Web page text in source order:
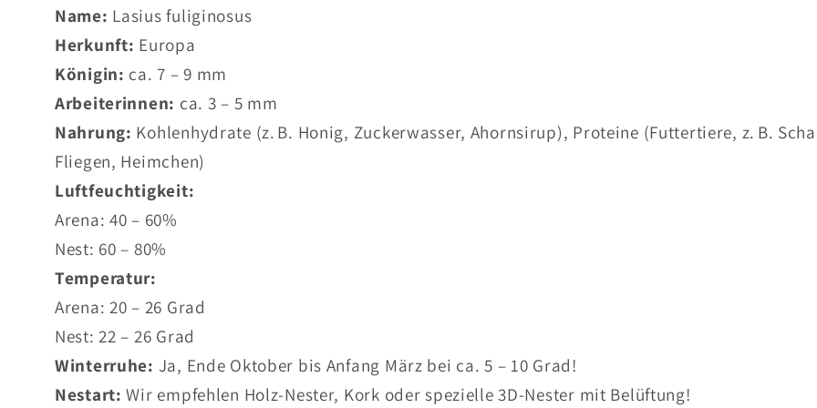
Name: Lasius fuliginosus
Herkunft: Europa
Königin: ca. 7 – 9 mm
Arbeiterinnen: ca. 3 – 5 mm
Nahrung: Kohlenhydrate (z. B. Honig, Zuckerwasser, Ahornsirup), Proteine (Futtertiere, z. B.
Fliegen, Heimchen)
Luftfeuchtigkeit:
Arena: 40 – 60%
Nest: 60 – 80%
Temperatur:
Arena: 20 – 26 Grad
Nest: 22 – 26 Grad
Winterruhe: Ja, Ende Oktober bis Anfang März bei ca. 5 – 10 Grad!
Nestart: Wir empfehlen Holz-Nester, Kork oder spezielle 3D-Nester mit Belüftung!